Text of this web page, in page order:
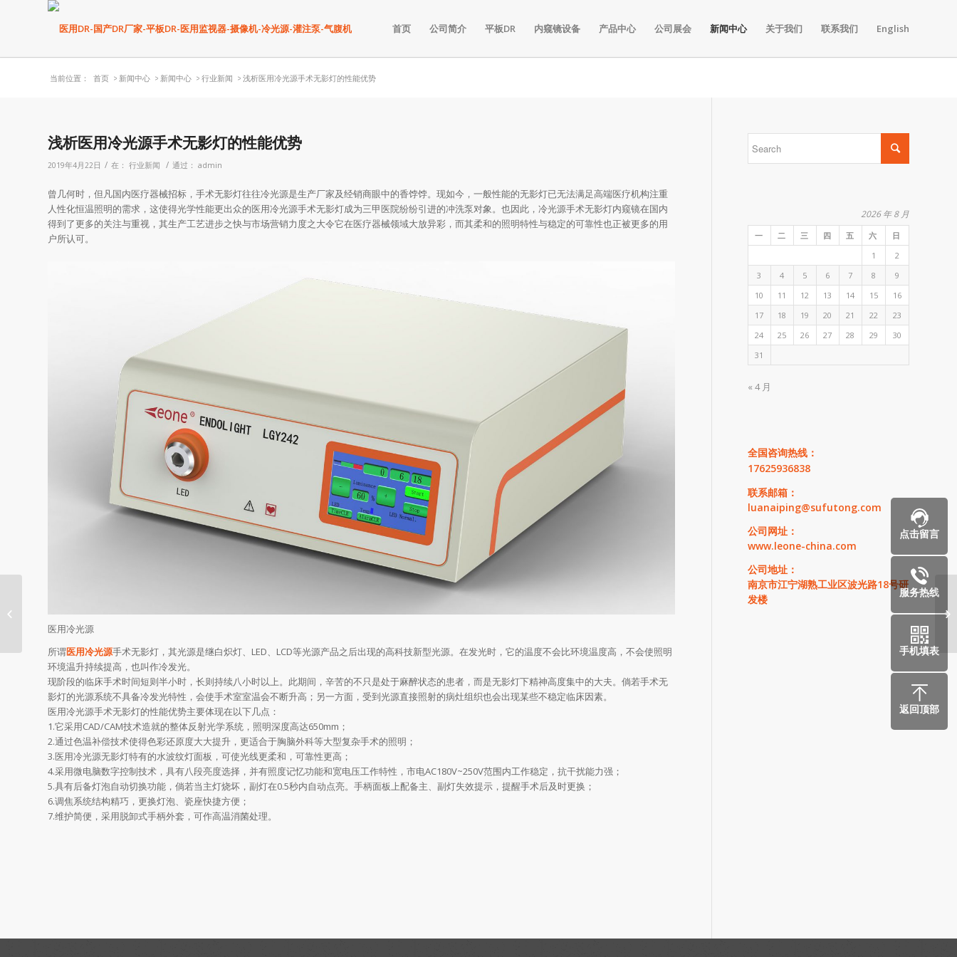
首页 公司简介 平板DR 内窥镜设备 产品中心 公司展会 新闻中心 关于我们 联系我们 English
当前位置： 首页 > 新闻中心 > 新闻中心 > 行业新闻 > 浅析医用冷光源手术无影灯的性能优势
浅析医用冷光源手术无影灯的性能优势
2019年4月22日 / 在： 行业新闻 / 通过： admin
曾几何时，但凡国内医疗器械招标，手术无影灯往往冷光源是生产厂家及经销商眼中的香饽饽。现如今，一般性能的无影灯已无法满足高端医疗机构注重
人性化恒温照明的需求，这使得光学性能更出众的医用冷光源手术无影灯成为三甲医院纷纷引进的冲洗泵对象。也因此，冷光源手术无影灯内窥镜在国内
得到了更多的关注与重视，其生产工艺进步之快与市场营销力度之大令它在医疗器械领域大放异彩，而其柔和的照明特性与稳定的可靠性也正被更多的用
户所认可。
医用冷光源
所谓医用冷光源手术无影灯，其光源是继白炽灯、LED、LCD等光源产品之后出现的高科技新型光源。在发光时，它的温度不会比环境温度高，不会使照明
环境温升持续提高，也叫作冷发光。
现阶段的临床手术时间短则半小时，长则持续八小时以上。此期间，辛苦的不只是处于麻醉状态的患者，而是无影灯下精神高度集中的大夫。倘若手术无
影灯的光源系统不具备冷发光特性，会使手术室室温会不断升高；另一方面，受到光源直接照射的病灶组织也会出现某些不稳定临床因素。
医用冷光源手术无影灯的性能优势主要体现在以下几点：
1.它采用CAD/CAM技术造就的整体反射光学系统，照明深度高达650mm；
2.通过色温补偿技术使得色彩还原度大大提升，更适合于胸脑外科等大型复杂手术的照明；
3.医用冷光源无影灯特有的水波纹灯面板，可使光线更柔和，可靠性更高；
4.采用微电脑数字控制技术，具有八段亮度选择，并有照度记忆功能和宽电压工作特性，市电AC180V~250V范围内工作稳定，抗干扰能力强；
5.具有后备灯泡自动切换功能，倘若当主灯烧坏，副灯在0.5秒内自动点亮。手柄面板上配备主、副灯失效提示，提醒手术后及时更换；
6.调焦系统结构精巧，更换灯泡、瓷座快捷方便；
7.维护简便，采用脱卸式手柄外套，可作高温消菌处理。
2026 年 8 月
一 二 三 四 五 六
日
1
2
3
4 5 6 7 8
9
10
11 12 13 14 15
16
17
18 19 20 21 22
23
24
25 26 27 28 29
30
31
« 4 月
全国咨询热线：
17625936838
联系邮箱：
luanaiping@sufutong.com
公司网址：
www.leone-china.com
公司地址：
南京市江宁湖熟工业区波光路18号研
发楼
内窥镜监视器检查有哪些方式？
点击留言
服务热线
手机填表
返回顶部